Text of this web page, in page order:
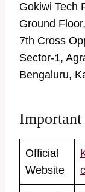
Gokiwi Tech
Ground
7th Cross
Sector-1,
Bengaluru,
Official
Website